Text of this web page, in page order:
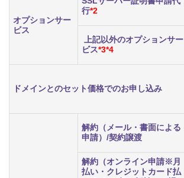
オプションサー
ビス
行*2
上記以外のオプションサー
ビス*3*4
ドメインとのセット価格でのお申し込み
解約（メール・書面による
申請）/契約譲渡
解約（オンライン申請※月
払い・クレジットカード払